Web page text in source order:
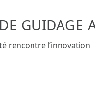
GUIDAGE
rencontre l’innovation